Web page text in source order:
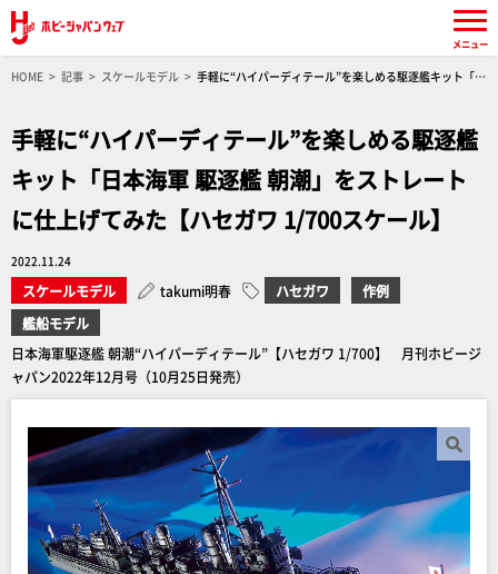
HOME 記事 スケールモデル
手軽に“ハイパーディテール”を楽しめる駆逐艦キット「日
手軽に“ハイパーディテール”を楽しめる駆逐艦
キット「日本海軍 駆逐艦 朝潮」をストレート
に仕上げてみた【ハセガワ 1/700スケール】
2022.11.24
スケールモデル takumi明春 ハセガワ
作例
艦船モデル
日本海軍駆逐艦 朝潮“ハイパーディテール”【ハセガワ 1/700】 月刊ホビージ
ャパン2022年12月号（10月25日発売）
メニュー